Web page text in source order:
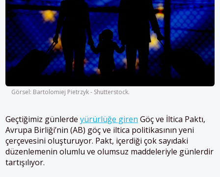
Görsel: Bartolomiej Pietrzyk - Shutterstock.
Geçtiğimiz günlerde yürürlüğe giren Göç ve İltica Paktı,
Avrupa Birliği’nin (AB) göç ve iltica politikasının yeni
çerçevesini oluşturuyor. Pakt, içerdiği çok sayıdaki
düzenlemenin olumlu ve olumsuz maddeleriyle günlerdir
tartışılıyor.